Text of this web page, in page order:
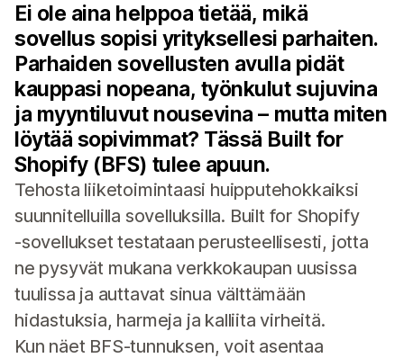
Ei ole aina helppoa tietää, mikä
sovellus sopisi yrityksellesi parhaiten.
Parhaiden sovellusten avulla pidät
kauppasi nopeana, työnkulut sujuvina
ja myyntiluvut nousevina – mutta miten
löytää sopivimmat? Tässä Built for
Shopify (BFS) tulee apuun.
Tehosta liiketoimintaasi huipputehokkaiksi
suunnitelluilla sovelluksilla. Built for Shopify
‑sovellukset testataan perusteellisesti, jotta
ne pysyvät mukana verkkokaupan uusissa
tuulissa ja auttavat sinua välttämään
hidastuksia, harmeja ja kalliita virheitä.
Kun näet BFS-tunnuksen, voit asentaa